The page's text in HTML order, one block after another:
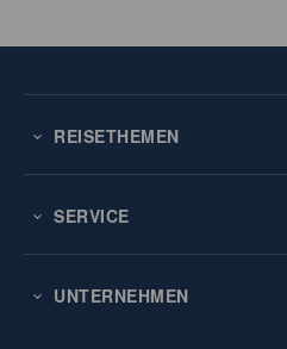
REISETHEMEN
SERVICE
UNTERNEHMEN